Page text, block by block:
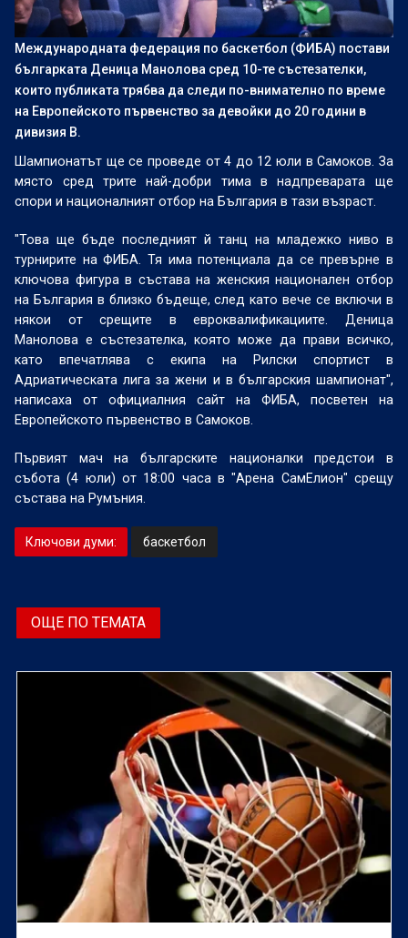
Международната федерация по баскетбол (ФИБА) постави
българката Деница Манолова сред 10-те състезателки,
които публиката трябва да следи по-внимателно по време
на Европейското първенство за девойки до 20 години в
дивизия В.
Шампионатът ще се проведе от 4 до 12 юли в Самоков. За
място сред трите най-добри тима в надпреварата ще
спори и националният отбор на България в тази възраст.
"Това ще бъде последният й танц на младежко ниво в
турнирите на ФИБА. Тя има потенциала да се превърне в
ключова фигура в състава на женския национален отбор
на България в близко бъдеще, след като вече се включи в
някои от срещите в евроквалификациите. Деница
Манолова е състезателка, която може да прави всичко,
като впечатлява с екипа на Рилски спортист в
Адриатическата лига за жени и в българския шампионат",
написаха от официалния сайт на ФИБА, посветен на
Европейското първенство в Самоков.
Първият мач на българските националки предстои в
събота (4 юли) от 18:00 часа в "Арена СамЕлион" срещу
състава на Румъния.
Ключови думи: баскетбол
ОЩЕ ПО ТЕМАТА